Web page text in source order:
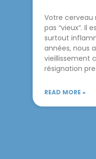
Votre cerveau
pas “vieux”. Il
surtout
années, nous
vieillissement
résignation
READ MORE »